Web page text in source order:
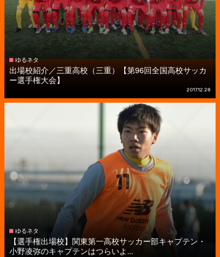
ゆるネタ
出場校紹介／三重高校（三重）【第96回全国高校サッカ
ー選手権大会】
2017.12.28
ゆるネタ
【選手権出場校】関東第一高校サッカー部キャプテン・
小野凌弥のキャプテンはつらいよ...